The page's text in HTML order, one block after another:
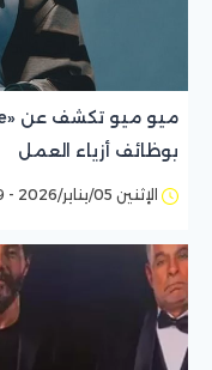
بوظائف أزياء العمل
الإثنين 05/يناير/2026 - 05:49 م